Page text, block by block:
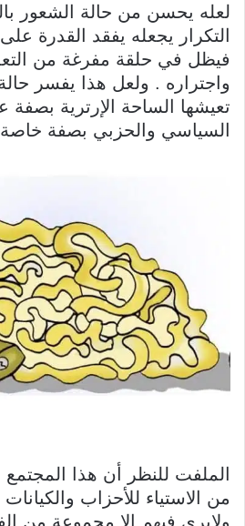
لعله يحسن من حالة الشعور
التكرار يجعله يفقد القدرة على
فيظل في حلقة مفرغة من
واجتراره . ولعل هذا يفسر
تعيشها الساحة الإرترية
السياسي والحزبي بصفة
الملفت للنظر أن هذا المجتمع
من الاستياء للأحزاب والكيانات
ولايرى فيهم إلا مجموعة من